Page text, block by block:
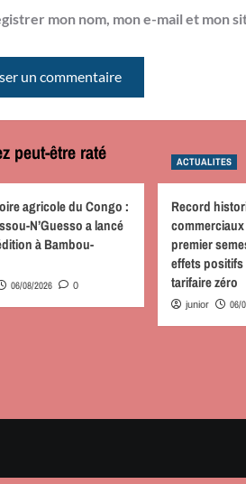
mon nom, mon e-mail et mon
peut-être raté
agricole du Congo :
N’Guesso a lancé
à Bambou-
06/08/2026 0
ACTUALITES
Record
premier
effets
tarifaire zéro
junior 06/